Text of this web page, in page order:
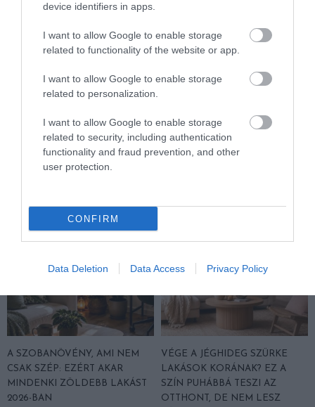
device identifiers in apps.
I want to allow Google to enable storage
related to functionality of the website or app.
I want to allow Google to enable storage
related to personalization.
I want to allow Google to enable storage
related to security, including authentication
functionality and fraud prevention, and other
user protection.
CONFIRM
Data Deletion Data Access Privacy Policy
34
MEGOSZTÁS
FENG SHUI
KAPCSOLÓDÓ OLVASMÁNY
A SZOBANÖVÉNY, AMI NEM
CSAK SZÉP: EZÉRT AKAR
MINDENKI ZÖLDEBB LAKÁST
2026-BAN
VÉGE A JÉGHIDEG SZÜRKE
LAKÁSOK KORÁNAK? EZ A
SZÍN PUHÁBBÁ TESZI AZ
OTTHONT, DE NEM LESZ